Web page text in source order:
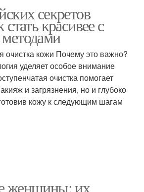
секретов
красивее с
очистка кожи Почему это важно?
уделяет особое внимание
очистка помогает
и загрязнения, но и глубоко
кожу к следующим шагам
женщины: их